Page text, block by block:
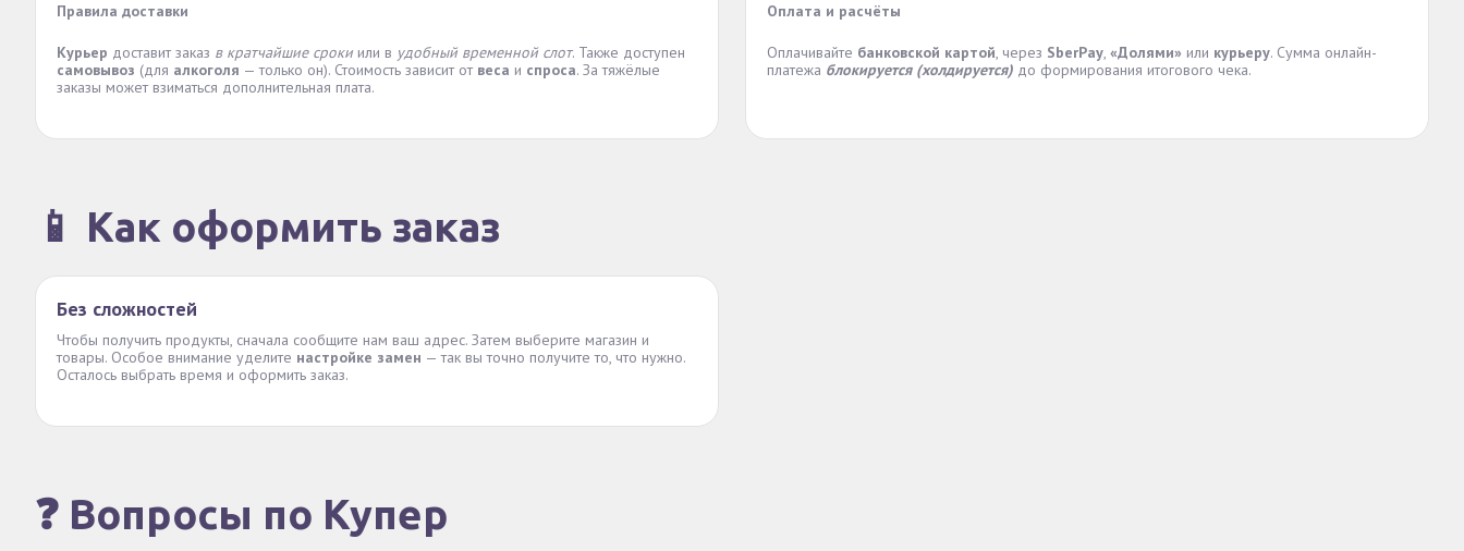
Правила доставки
Курьер доставит заказ в кратчайшие сроки или в удобный временной слот. Также доступен
самовывоз (для алкоголя — только он). Стоимость зависит от веса и спроса. За тяжёлые
заказы может взиматься дополнительная плата.
Оплата и расчёты
Оплачивайте банковской картой, через SberPay, «Долями» или курьеру. Сумма онлайн-
платежа блокируется (холдируется) до формирования итогового чека.
📱 Как оформить заказ
Без сложностей
Чтобы получить продукты, сначала сообщите нам ваш адрес. Затем выберите магазин и
товары. Особое внимание уделите настройке замен — так вы точно получите то, что нужно.
Осталось выбрать время и оформить заказ.
❓ Вопросы по Купер